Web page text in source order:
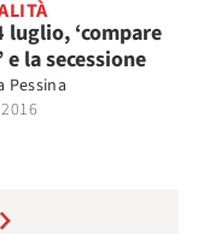
luglio, ‘compare
e la secessione
Pessina